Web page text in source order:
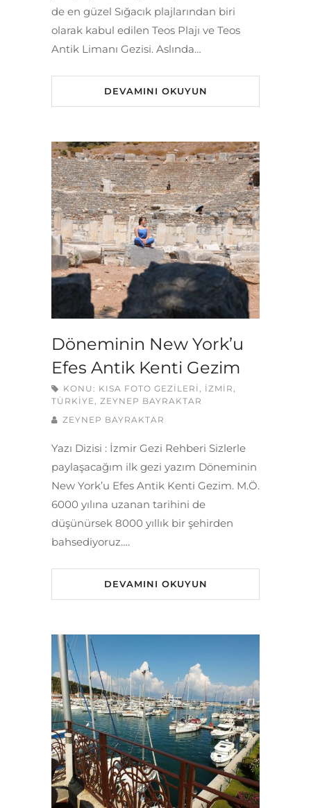
de en güzel Sığacık plajlarından biri
olarak kabul edilen Teos Plajı ve Teos
Antik Limanı Gezisi. Aslında…
DEVAMINI OKUYUN
Döneminin New York’u
Efes Antik Kenti Gezim
KONU: KISA FOTO GEZILERI İZMIR
TÜRKIYE
ZEYNEP BAYRAKTAR
ZEYNEP BAYRAKTAR
Yazı Dizisi : İzmir Gezi Rehberi Sizlerle
paylaşacağım ilk gezi yazım Döneminin
New York’u Efes Antik Kenti Gezim. M.Ö.
6000 yılına uzanan tarihini de
düşünürsek 8000 yıllık bir şehirden
bahsediyoruz….
DEVAMINI OKUYUN